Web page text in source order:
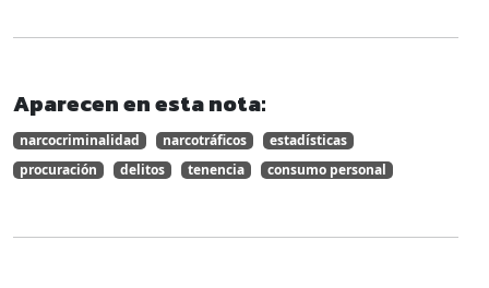
Aparecen en esta nota:
narcocriminalidad narcotráficos
estadísticas
procuración
delitos tenencia consumo personal